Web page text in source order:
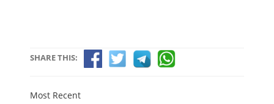
SHARE THIS:
Most Recent